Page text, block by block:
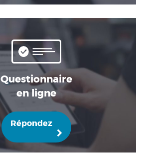
Questionnaire
en ligne
Répondez